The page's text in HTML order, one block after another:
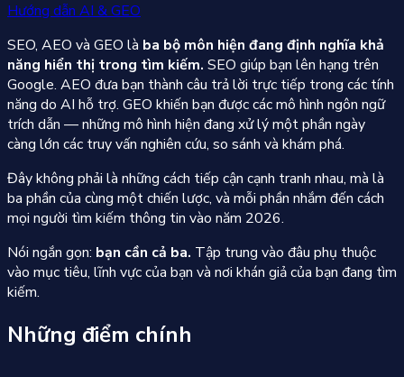
Hướng dẫn AI & GEO
SEO, AEO và GEO là ba bộ môn hiện đang định nghĩa khả
năng hiển thị trong tìm kiếm. SEO giúp bạn lên hạng trên
Google. AEO đưa bạn thành câu trả lời trực tiếp trong các tính
năng do AI hỗ trợ. GEO khiến bạn được các mô hình ngôn ngữ
trích dẫn — những mô hình hiện đang xử lý một phần ngày
càng lớn các truy vấn nghiên cứu, so sánh và khám phá.
Đây không phải là những cách tiếp cận cạnh tranh nhau, mà là
ba phần của cùng một chiến lược, và mỗi phần nhắm đến cách
mọi người tìm kiếm thông tin vào năm 2026.
Nói ngắn gọn: bạn cần cả ba. Tập trung vào đâu phụ thuộc
vào mục tiêu, lĩnh vực của bạn và nơi khán giả của bạn đang tìm
kiếm.
Những điểm chính